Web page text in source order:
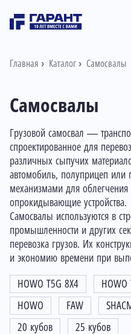
Главная Каталог Самосвалы
Самосвалы
Грузовой самосвал —
спроектированное для
различных сыпучих
автомобиль, полуприцеп
механизмами для
опрокидывающие устройства.
Самосвалы используются в
промышленности и других
перевозка грузов. Их
и экономию времени при
HOWO T5G 8X4 HOWO
HOWO
FAW
20 кубов
25 кубов